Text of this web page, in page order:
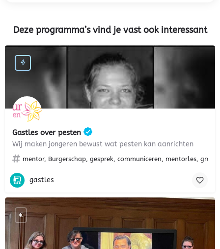
Deze programma’s vind je vast ook interessant
Gastles over pesten
Wij maken jongeren bewust wat pesten kan aanrichten
mentor, Burgerschap, gesprek, communiceren, mentorles,
gastles
€